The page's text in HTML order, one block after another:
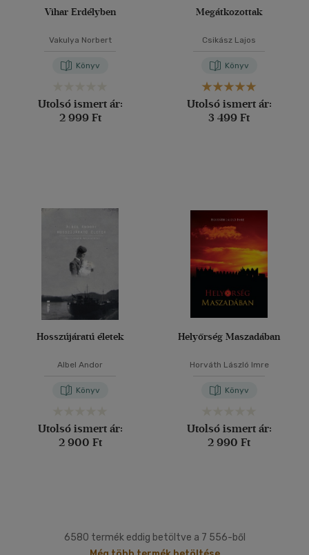
Vihar Erdélyben
Vakulya Norbert
Könyv
Utolsó ismert ár:
2 999 Ft
Megátkozottak
Csikász Lajos
Könyv
Utolsó ismert ár:
3 499 Ft
Hosszújáratú életek
Albel Andor
Könyv
Utolsó ismert ár:
2 900 Ft
Helyőrség Maszadában
Horváth László Imre
Könyv
Utolsó ismert ár:
2 990 Ft
6580 termék eddig betöltve a 7 556-ből